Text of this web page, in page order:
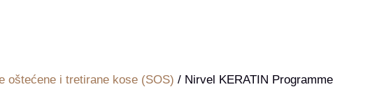
oštećene i tretirane kose (SOS) / Nirvel KERATIN Programme